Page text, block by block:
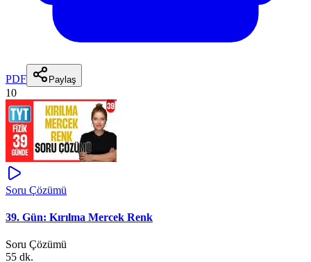
PDF Paylaş
10
Soru Çözümü
39. Gün: Kırılma Mercek Renk
Soru Çözümü
55 dk.